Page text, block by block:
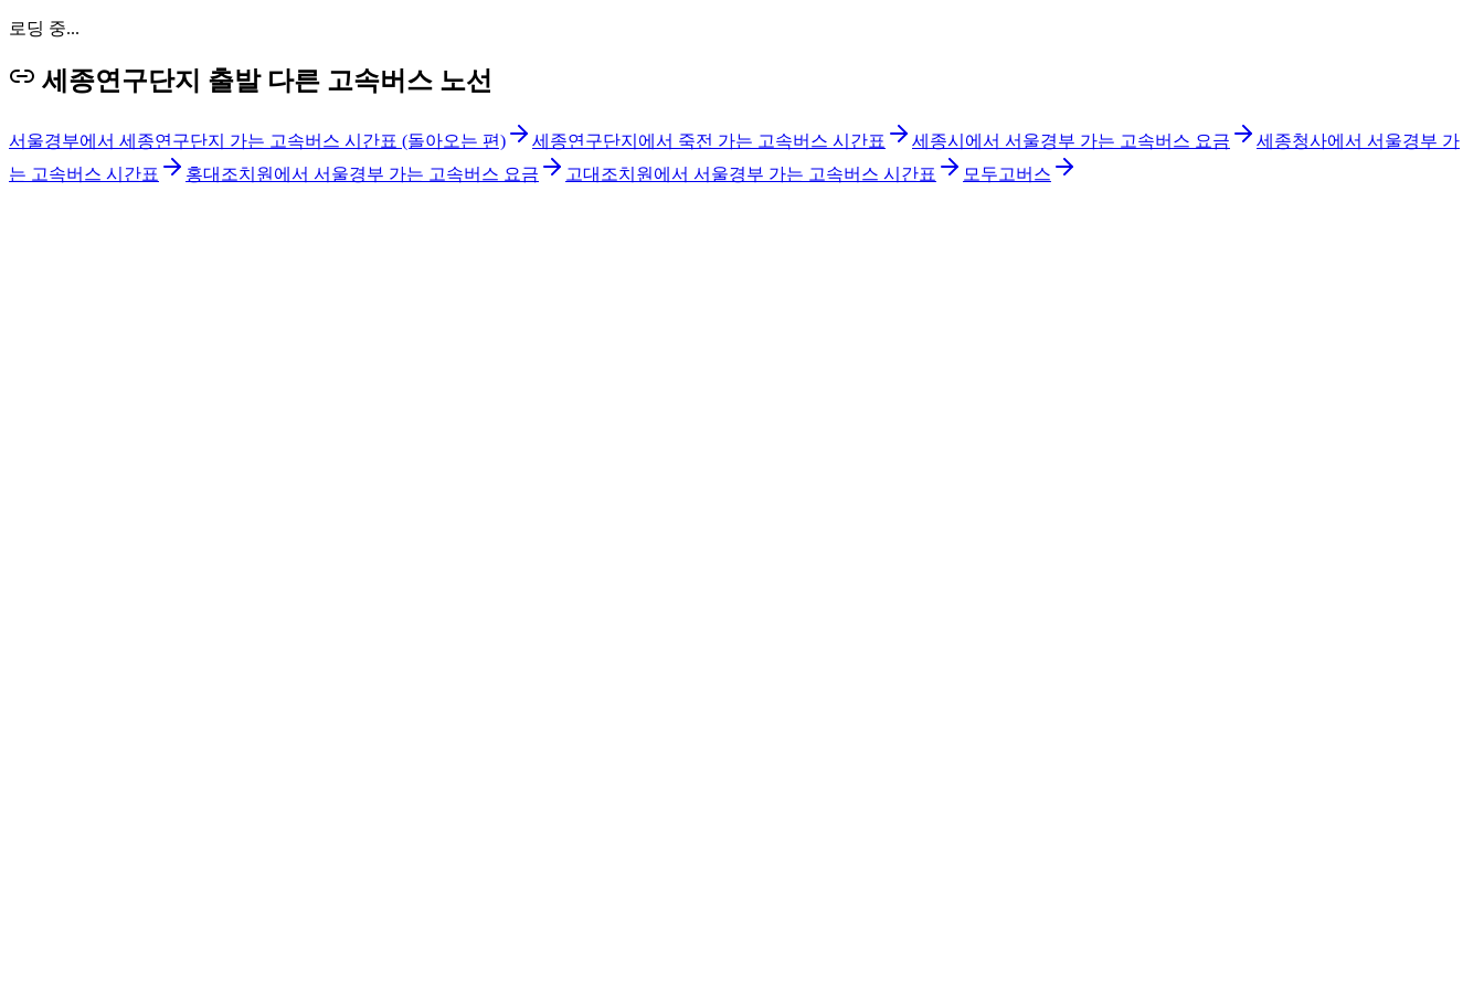
로딩 중...
세종연구단지 출발 다른 고속버스 노선
서울경부에서 세종연구단지 가는 고속버스 시간표 (돌아오는 편) 세종연구단지에서 죽전 가는 고속버스 시간표 세종시에서 서울경부 가는 고속버스 요금
세종청사에서 서울경부 가
는 고속버스 시간표
홍대조치원에서 서울경부 가는 고속버스 요금 고대조치원에서 서울경부 가는 고속버스 시간표 모두고버스